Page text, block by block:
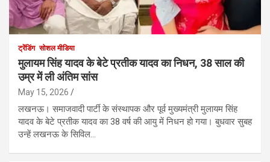
ट्रेंडिंग सोशल मीडिया
मुलायम सिंह यादव के बेटे प्रतीक यादव का निधन, 38 साल की
उम्र में ली अंतिम सांस
May 15, 2026
लखनऊ। समाजवादी पार्टी के संस्थापक और पूर्व मुख्यमंत्री मुलायम सिंह
यादव के बेटे प्रतीक यादव का 38 वर्ष की आयु में निधन हो गया। बुधवार सुबह
उन्हें लखनऊ के सिविल…